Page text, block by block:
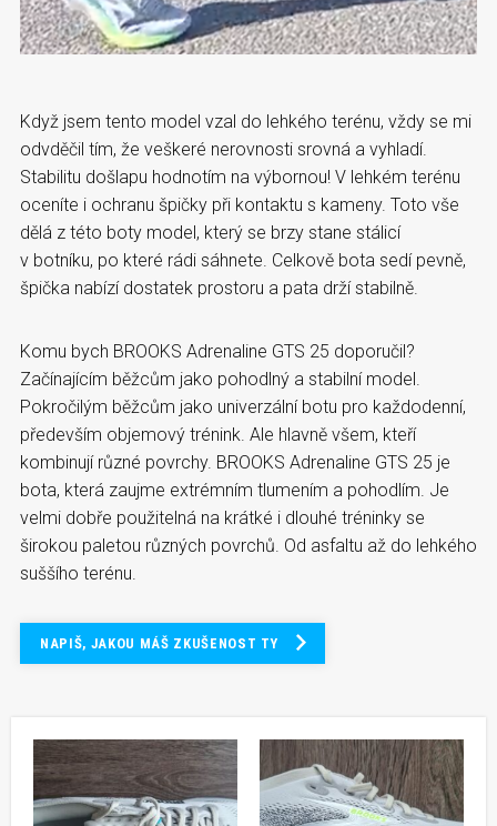
Když jsem tento model vzal do lehkého terénu, vždy se mi
odvděčil tím, že veškeré nerovnosti srovná a vyhladí.
Stabilitu došlapu hodnotím na výbornou! V lehkém terénu
oceníte i ochranu špičky při kontaktu s kameny. Toto vše
dělá z této boty model, který se brzy stane stálicí
v botníku, po které rádi sáhnete. Celkově bota sedí pevně,
špička nabízí dostatek prostoru a pata drží stabilně.
Komu bych BROOKS Adrenaline GTS 25 doporučil?
Začínajícím běžcům jako pohodlný a stabilní model.
Pokročilým běžcům jako univerzální botu pro každodenní,
především objemový trénink. Ale hlavně všem, kteří
kombinují různé povrchy. BROOKS Adrenaline GTS 25 je
bota, která zaujme extrémním tlumením a pohodlím. Je
velmi dobře použitelná na krátké i dlouhé tréninky se
širokou paletou různých povrchů. Od asfaltu až do lehkého
suššího terénu.
NAPIŠ, JAKOU MÁŠ ZKUŠENOST TY